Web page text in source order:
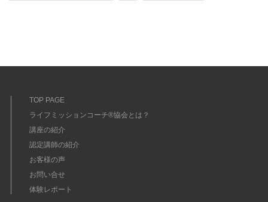
TOP PAGE
ライフミッションコーチ®協会とは？
講座の紹介
認定講師の紹介
お客様の声
お問い合せ
体験レポート